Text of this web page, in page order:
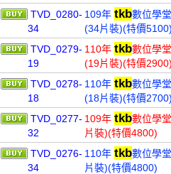
TVD_0280-
34
109年 tkb數位學
(34片裝)(特價
TVD_0279-
19
110年 tkb數位學
(19片裝)(特價
TVD_0278-
18
110年 tkb數位學
(18片裝)(特價
TVD_0277-
32
109年 tkb數位學
片裝)(特價4800)
TVD_0276-
34
110年 tkb數位學
片裝)(特價4800)